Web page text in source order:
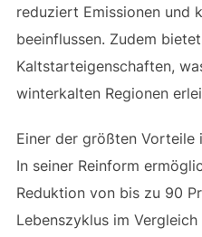
reduziert Emissionen und
beeinflussen. Zudem
Kaltstarteigenschaften,
winterkalten Regionen
Einer der größten Vorteile
In seiner Reinform
Reduktion von bis zu 90
Lebenszyklus im